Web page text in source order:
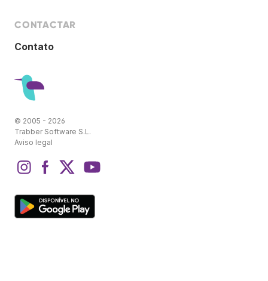
CONTACTAR
Contato
© 2005 - 2026
Trabber Software S.L.
Aviso legal